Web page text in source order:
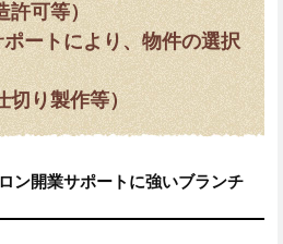
可等）
ートにより、物件の選択
切り製作等）
ン開業サポートに強いブランチ